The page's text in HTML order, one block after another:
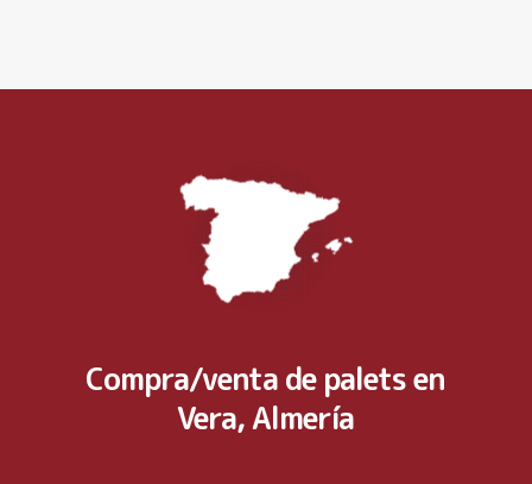
Compra/venta de palets en
Vera, Almería